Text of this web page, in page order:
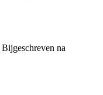
Bijgeschreven na